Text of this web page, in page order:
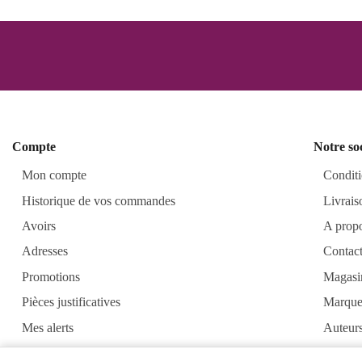
Compte
Mon compte
Historique de vos commandes
Avoirs
Adresses
Promotions
Pièces justificatives
Mes alerts
Notre
A